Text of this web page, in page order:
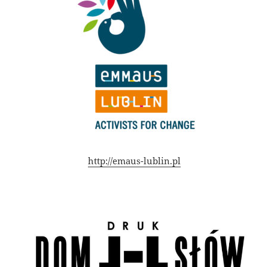
http://emaus-lublin.pl